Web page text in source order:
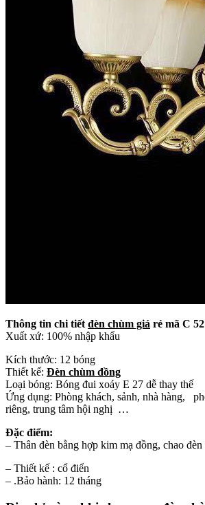
Thông tin chi tiết đèn chùm giá rẻ mã C
Xuất xứ: 100% nhập khẩu
Kích thước: 12 bóng
Thiết kế: Đèn chùm đồng
Loại bóng: Bóng đui xoáy E 27 dễ thay thế
Ứng dụng: Phòng khách, sảnh, nhà hàng,
riêng, trung tâm hội nghị …
Đặc điểm:
– Thân đèn bằng hợp kim mạ đồng, chao
– Thiết kế : cổ điển
– .Bảo hành: 12 tháng